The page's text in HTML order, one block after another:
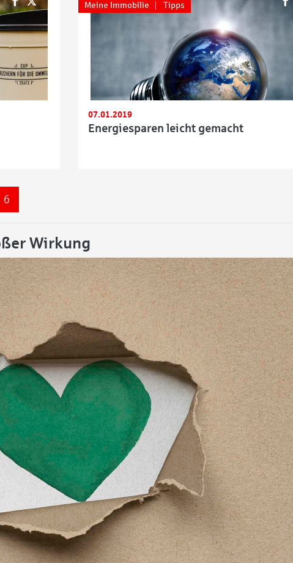
Meine Immobilie Tipps
07.01.2019
Energiesparen leicht gemacht
der Beiträge
6
Wirkung